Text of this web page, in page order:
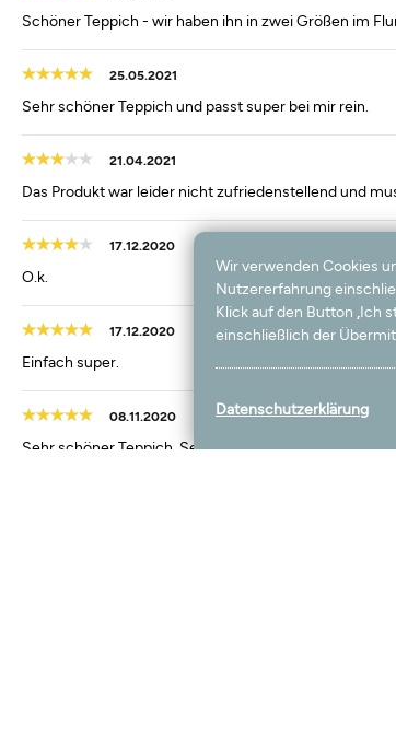
Schöner Teppich - wir haben ihn in zwei Größen im
25.05.2021
Sehr schöner Teppich und passt super bei mir rein.
21.04.2021
Das Produkt war leider nicht zufriedenstellend und
17.12.2020
O.k.
17.12.2020
Einfach super.
08.11.2020
Sehr schöner Teppich. Sehr freundliche Damen am
Wir verwenden Cookies
Nutzererfahrung
Klick auf den Button „Ich
einschließlich der
Datenschutzerklärung